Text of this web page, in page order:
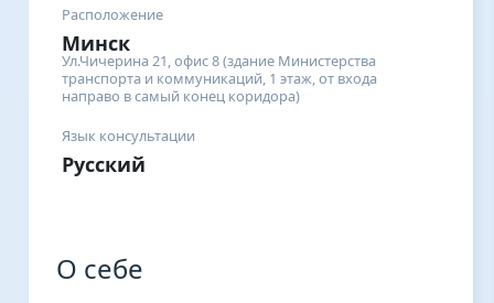
Расположение
Минск
Ул.Чичерина 21, офис 8 (здание Министерства
транспорта и коммуникаций, 1 этаж, от входа
направо в самый конец коридора)
Язык консультации
Русский
О себе